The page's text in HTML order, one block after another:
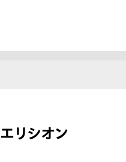
エリシオン